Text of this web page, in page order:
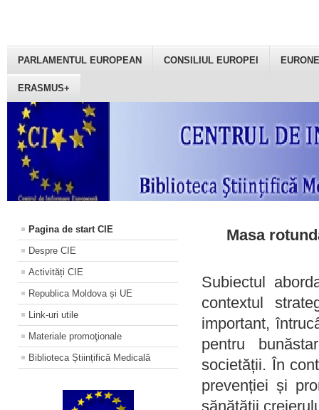
PARLAMENTUL EUROPEAN CONSILIUL EUROPEI
ERASMUS+
Pagina de start CIE
Despre CIE
Activități CIE
Republica Moldova și UE
Link-uri utile
Materiale promoţionale
Biblioteca Științifică Medicală
Masa
Subiectul
contextul
important,
pentru
societății. În
prevenției și
sănătății